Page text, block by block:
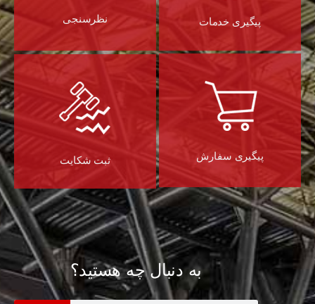
پیگیری خدمات نظرسنجی
پیگیری سفارش ثبت شکایت
به دنبال چه هستید؟